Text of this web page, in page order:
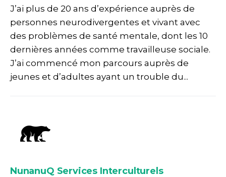
J’ai plus de 20 ans d’expérience auprès de
personnes neurodivergentes et vivant avec
des problèmes de santé mentale, dont les 10
dernières années comme travailleuse sociale.
J’ai commencé mon parcours auprès de
jeunes et d’adultes ayant un trouble du...
NunanuQ Services Interculturels